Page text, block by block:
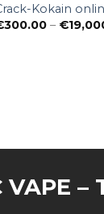
Kokain
300.00 – €
VAPE –